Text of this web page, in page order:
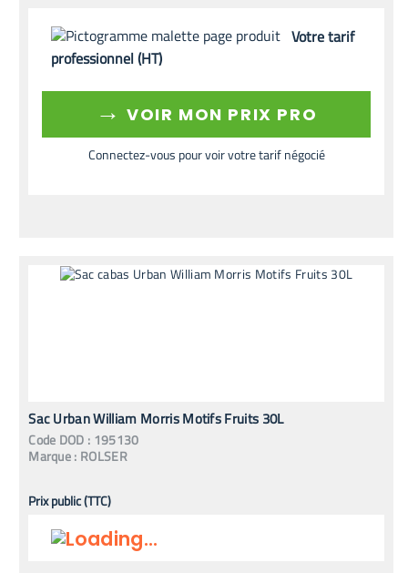
Votre tarif
professionnel (HT)
→ VOIR MON PRIX PRO
Connectez-vous pour voir votre tarif négocié
Sac Urban William Morris Motifs Fruits 30L
Code DOD : 195130
Marque : ROLSER
Prix public (TTC)